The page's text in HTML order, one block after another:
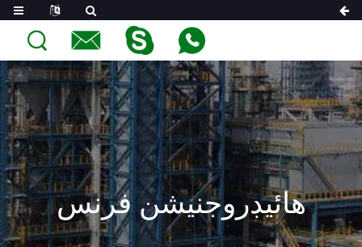
هائيڊروجنيشن فرنس